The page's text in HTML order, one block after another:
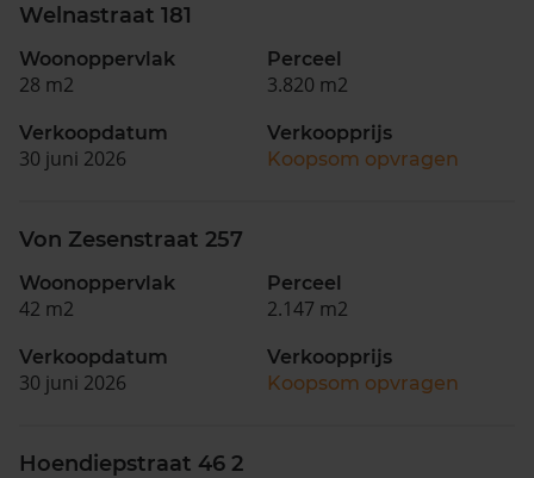
Welnastraat 181
Woonoppervlak
28 m2
Perceel
3.820 m2
Verkoopdatum
30 juni 2026
Verkoopprijs
Koopsom opvragen
Von Zesenstraat 257
Woonoppervlak
42 m2
Perceel
2.147 m2
Verkoopdatum
30 juni 2026
Verkoopprijs
Koopsom opvragen
Hoendiepstraat 46 2